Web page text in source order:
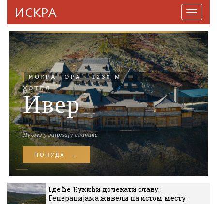
ИСКРА
Где ће Ђукићи дочекати славу:
Генерацијама живели на истом месту,